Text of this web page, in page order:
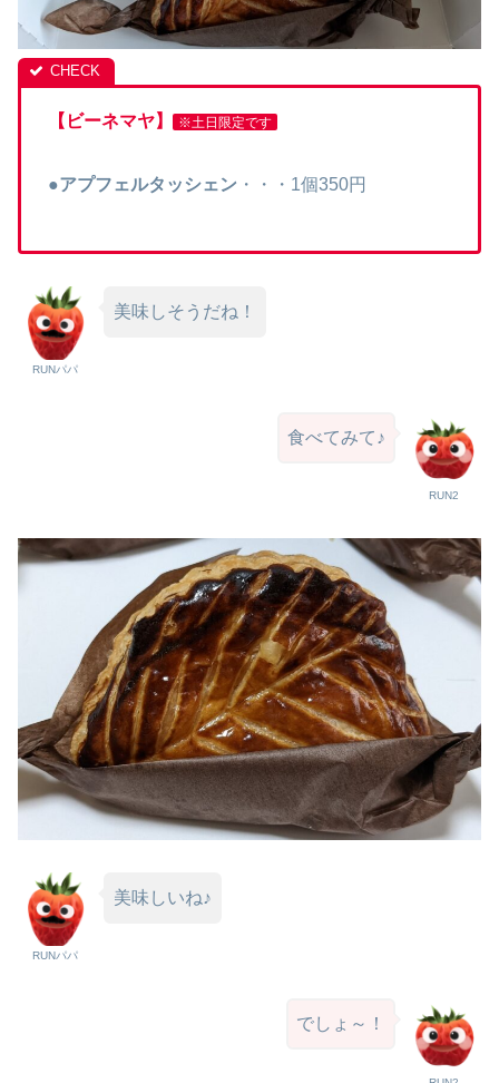
【ビーネマヤ】 ※土日限定です
●アプフェルタッシェン ・・・1個350円
RUNパパ
美味しそうだね！
RUN2
食べてみて♪
RUNパパ
美味しいね♪
でしょ～！